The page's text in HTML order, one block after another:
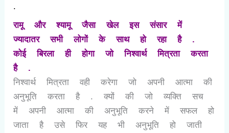
.
रामू और श्यामू जैसा खेल इस संसार में
ज्यादातर सभी लोगों के साथ हो रहा है .
कोई बिरला ही होगा जो निश्वार्थ मित्रता करता
है .
निश्वार्थ मित्रता वही करेगा जो अपनी आत्मा की
अनुभूति करता है . क्यों की जो व्यक्ति सच
में अपनी आत्मा की अनुभूति करने में सफल हो
जाता है उसे फिर यह भी अनुभूति हो जाती